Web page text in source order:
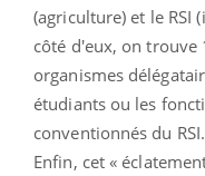
(agriculture) et le RSI
côté d'eux, on trouve
organismes
étudiants ou les
conventionnés du RSI.
Enfin, cet «